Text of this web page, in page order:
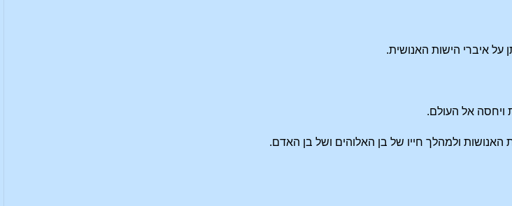
איברי הישות האנושית.
ויחסה אל העולם.
ולמהלך חייו של בן האלוהים ושל בן האדם.